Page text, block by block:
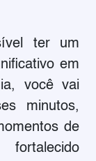
ter um
em
você vai
minutos,
de